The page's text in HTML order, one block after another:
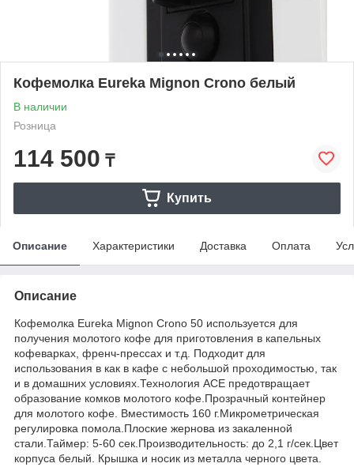
Кофемолка Eureka Mignon Crono белый
В наличии
Розница
114 500 ₸
Купить
Описание Характеристики Доставка Оплата
Описание
Кофемолка Eureka Mignon Crono 50 используется для
получения молотого кофе для приготовления в капельных
кофеварках, френч-прессах и т.д. Подходит для
использования в как в кафе с небольшой проходимостью, так
и в домашних условиях.Технология ACE предотвращает
образование комков молотого кофе.Прозрачный контейнер
для молотого кофе. Вместимость 160 г.Микрометрическая
регулировка помола.Плоские жернова из закаленной
стали.Таймер: 5-60 сек.Производительность: до 2,1 г/сек.Цвет
корпуса белый. Крышка и носик из металла черного цвета.